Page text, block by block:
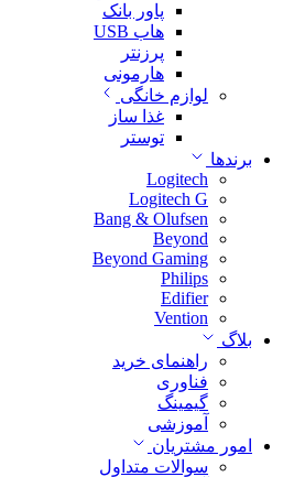
پاور بانک
هاب USB
پرزنتر
هارمونی
لوازم خانگی
غذا ساز
توستر
برندها
Logitech
Logitech G
Bang & Olufsen
Beyond
Beyond Gaming
Philips
Edifier
Vention
بلاگ
راهنمای خرید
فناوری
گیمینگ
آموزشی
امور مشتریان
سوالات متداول